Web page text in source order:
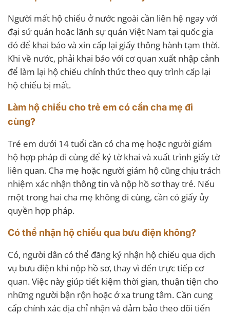
Người mất hộ chiếu ở nước ngoài cần liên hệ ngay với
đại sứ quán hoặc lãnh sự quán Việt Nam tại quốc gia
đó để khai báo và xin cấp lại giấy thông hành tạm thời.
Khi về nước, phải khai báo với cơ quan xuất nhập cảnh
để làm lại hộ chiếu chính thức theo quy trình cấp lại
hộ chiếu bị mất.
Làm hộ chiếu cho trẻ em có cần cha mẹ đi
cùng?
Trẻ em dưới 14 tuổi cần có cha mẹ hoặc người giám
hộ hợp pháp đi cùng để ký tờ khai và xuất trình giấy tờ
liên quan. Cha mẹ hoặc người giám hộ cũng chịu trách
nhiệm xác nhận thông tin và nộp hồ sơ thay trẻ. Nếu
một trong hai cha mẹ không đi cùng, cần có giấy ủy
quyền hợp pháp.
Có thể nhận hộ chiếu qua bưu điện không?
Có, người dân có thể đăng ký nhận hộ chiếu qua dịch
vụ bưu điện khi nộp hồ sơ, thay vì đến trực tiếp cơ
quan. Việc này giúp tiết kiệm thời gian, thuận tiện cho
những người bận rộn hoặc ở xa trung tâm. Cần cung
cấp chính xác địa chỉ nhận và đảm bảo theo dõi tiến